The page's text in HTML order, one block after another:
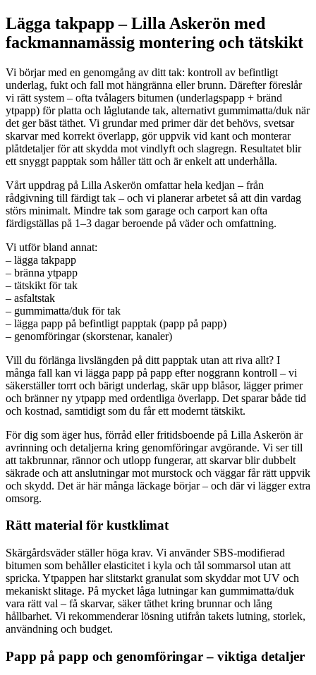
Lägga takpapp – Lilla Askerön med
fackmannamässig montering och tätskikt
Vi börjar med en genomgång av ditt tak: kontroll av befintligt
underlag, fukt och fall mot hängränna eller brunn. Därefter föreslår
vi rätt system – ofta tvålagers bitumen (underlagspapp + bränd
ytpapp) för platta och låglutande tak, alternativt gummimatta/duk när
det ger bäst täthet. Vi grundar med primer där det behövs, svetsar
skarvar med korrekt överlapp, gör uppvik vid kant och monterar
plåtdetaljer för att skydda mot vindlyft och slagregn. Resultatet blir
ett snyggt papptak som håller tätt och är enkelt att underhålla.
Vårt uppdrag på Lilla Askerön omfattar hela kedjan – från
rådgivning till färdigt tak – och vi planerar arbetet så att din vardag
störs minimalt. Mindre tak som garage och carport kan ofta
färdigställas på 1–3 dagar beroende på väder och omfattning.
Vi utför bland annat:
– lägga takpapp
– bränna ytpapp
– tätskikt för tak
– asfaltstak
– gummimatta/duk för tak
– lägga papp på befintligt papptak (papp på papp)
– genomföringar (skorstenar, kanaler)
Vill du förlänga livslängden på ditt papptak utan att riva allt? I
många fall kan vi lägga papp på papp efter noggrann kontroll – vi
säkerställer torrt och bärigt underlag, skär upp blåsor, lägger primer
och bränner ny ytpapp med ordentliga överlapp. Det sparar både tid
och kostnad, samtidigt som du får ett modernt tätskikt.
För dig som äger hus, förråd eller fritidsboende på Lilla Askerön är
avrinning och detaljerna kring genomföringar avgörande. Vi ser till
att takbrunnar, rännor och utlopp fungerar, att skarvar blir dubbelt
säkrade och att anslutningar mot murstock och väggar får rätt uppvik
och skydd. Det är här många läckage börjar – och där vi lägger extra
omsorg.
Rätt material för kustklimat
Skärgårdsväder ställer höga krav. Vi använder SBS-modifierad
bitumen som behåller elasticitet i kyla och tål sommarsol utan att
spricka. Ytpappen har slitstarkt granulat som skyddar mot UV och
mekaniskt slitage. På mycket låga lutningar kan gummimatta/duk
vara rätt val – få skarvar, säker täthet kring brunnar och lång
hållbarhet. Vi rekommenderar lösning utifrån takets lutning, storlek,
användning och budget.
Papp på papp och genomföringar – viktiga detaljer